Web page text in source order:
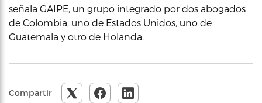
señala GAIPE, un grupo integrado por dos abogados
de Colombia, uno de Estados Unidos, uno de
Guatemala y otro de Holanda.
Compartir